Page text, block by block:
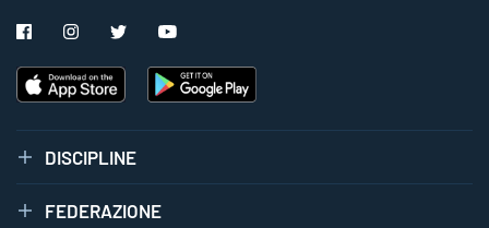
DISCIPLINE
FEDERAZIONE